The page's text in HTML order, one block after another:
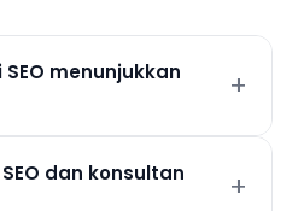
menunjukkan
dan konsultan